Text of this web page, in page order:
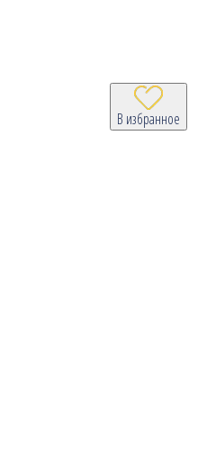
В избранное